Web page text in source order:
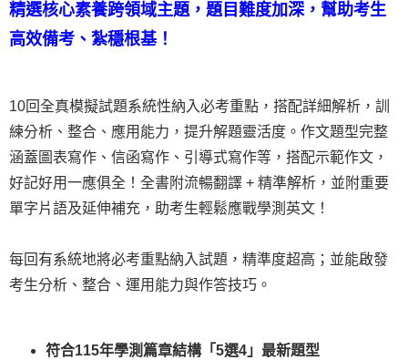
精選核心素養跨領域主題，題目難度加深，幫助考生
高效備考、紮穩根基！
10回全真模擬試題系統性納入必考重點，搭配詳細解析，訓
練分析、整合、應用能力，提升解題靈活度。 作文題型完整
涵蓋圖表寫作、信函寫作、引導式寫作等，搭配示範作文，
好記好用一應俱全！全書附流暢翻譯 + 精準解析，並附重要
單字片語及延伸補充，助考生輕鬆應戰學測英文！
每回有系統地將必考重點納入試題，精準度超高；並能啟發
考生分析、整合、運用能力與作答技巧。
符合115年學測篇章結構「5選4」最新題型